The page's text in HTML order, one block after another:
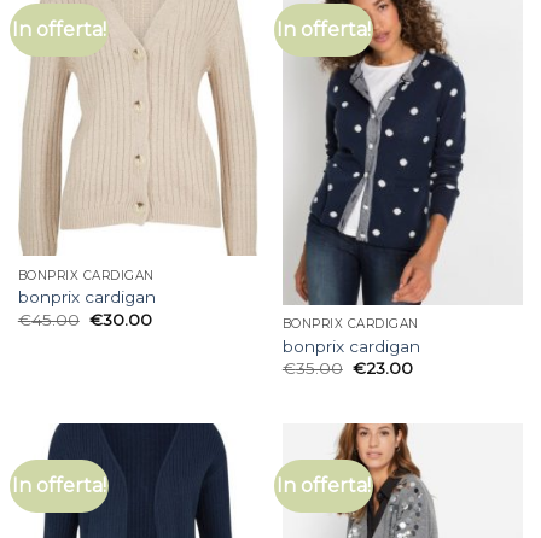
In offerta!
BONPRIX CARDIGAN
bonprix cardigan
€45.00 €30.00
In offerta!
BONPRIX CARDIGAN
bonprix cardigan
€35.00 €23.00
In offerta! In offerta!